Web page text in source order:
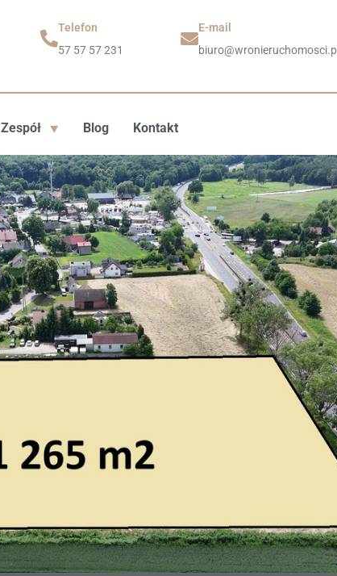
Telefon
57 57 57 231
E-mail
biuro@wronieruchomosci.pl
Zespół Blog Kontakt